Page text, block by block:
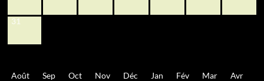
31
Août Sep Oct Nov Déc Jan Fév Mar Avr